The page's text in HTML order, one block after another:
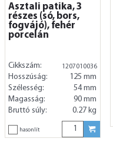
Asztali patika, 3
részes (só, bors,
fogvájó), fehér
porcelán
Cikkszám: 1207010036
Hosszúság:
125 mm
Szélesség:
54 mm
Magasság:
90 mm
Bruttó súly:
0.27 kg
hasonlít